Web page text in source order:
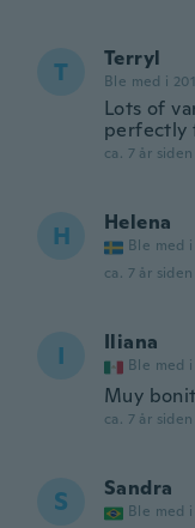
T Terryl
Ble med i
Lots of
perfectly
ca. 7 år siden
H Helena
Ble med i
ca. 7 år siden
I Iliana
Ble med i
Muy
ca. 7 år siden
S Sandra
Ble med i